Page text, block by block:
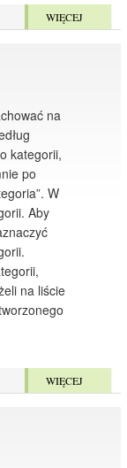
WIĘCEJ
na
kategorii,
po
W
Aby
na liście
WIĘCEJ